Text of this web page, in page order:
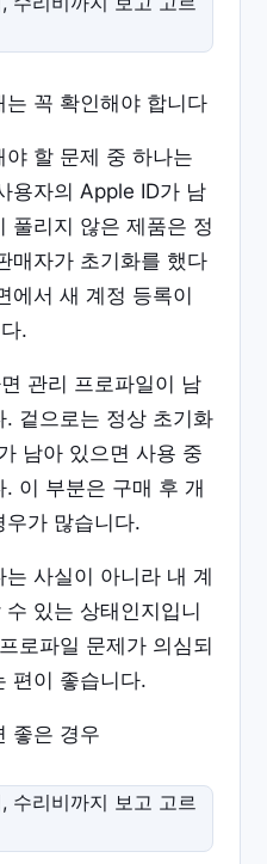
꼭 확인해야 합니다
할 문제 중 하나는
용자의 Apple ID가 남
풀리지 않은 제품은 정
매자가 초기화를 했다
에서 새 계정 등록이
.
관리 프로파일이 남
겉으로는 정상 초기화
남아 있으면 사용 중
이 부분은 구매 후 개
우가 많습니다.
사실이 아니라 내 계
있는 상태인지입니
로파일 문제가 의심되
편이 좋습니다.
좋은 경우